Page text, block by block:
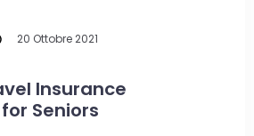
20 Ottobre 2021
Insurance
Seniors